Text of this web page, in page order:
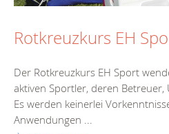
Rotkreuzkurs EH
Der Rotkreuzkurs EH Sport
aktiven Sportler, deren Betreuer,
Es werden keinerlei
Anwendungen ...